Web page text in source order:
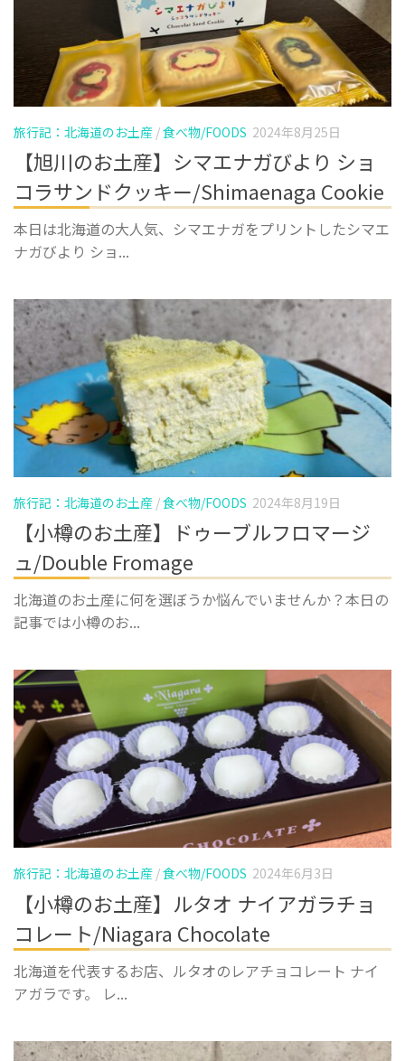
旅行記：北海道のお土産 /食べ物/FOODS 2024年8月25日
【旭川のお土産】シマエナガびより ショ
コラサンドクッキー/Shimaenaga Cookie
本日は北海道の大人気、シマエナガをプリントしたシマエ
ナガびより ショ...
旅行記：北海道のお土産 /食べ物/FOODS 2024年8月19日
【小樽のお土産】ドゥーブルフロマージ
ュ/Double Fromage
北海道のお土産に何を選ぼうか悩んでいませんか？本日の
記事では小樽のお...
旅行記：北海道のお土産 /食べ物/FOODS 2024年6月3日
【小樽のお土産】ルタオ ナイアガラチョ
コレート/Niagara Chocolate
北海道を代表するお店、ルタオのレアチョコレート ナイ
アガラです。 レ...